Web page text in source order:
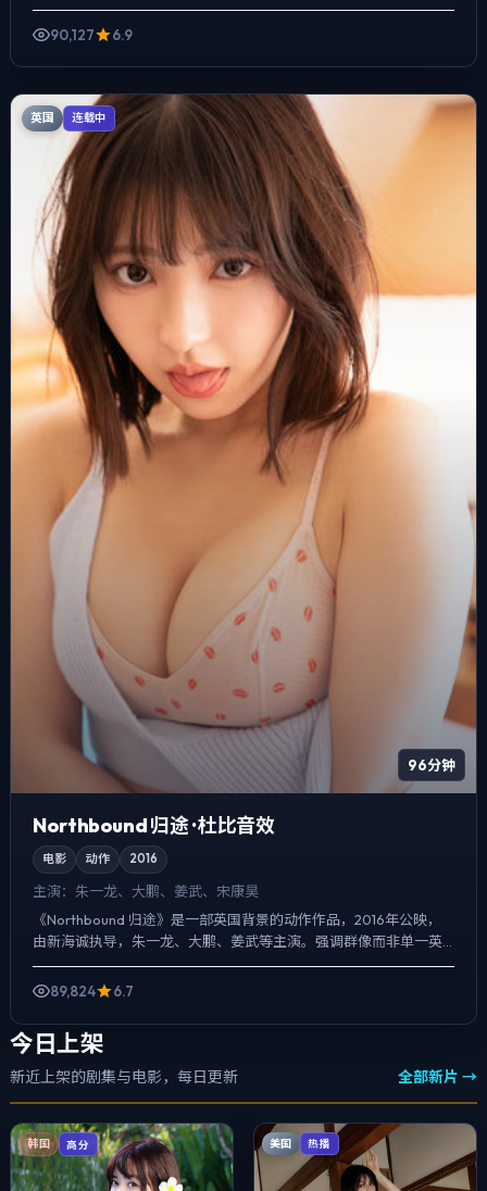
场面反而以环境声托情绪，一场意外成为切口，牵出家庭、职场与...
90,127
6.9
英国 连载中
96分钟
Northbound 归途 · 杜比音效
电影 动作 2016
主演： 朱一龙、大鹏、姜武、宋康昊
《Northbound 归途》是一部英国背景的动作作品，2016年公映，
由新海诚执导，朱一龙、大鹏、姜武等主演。强调群像而非单一英
雄，配角线条同样完整，悬疑外壳下，更想讨论的是...
89,824
6.7
今日上架
新近上架的剧集与电影，每日更新 全部新片 →
韩国 高分 美国 热播